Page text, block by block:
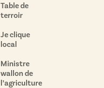
Table de
terroir
Je clique
local
Ministre
wallon de
l’agriculture